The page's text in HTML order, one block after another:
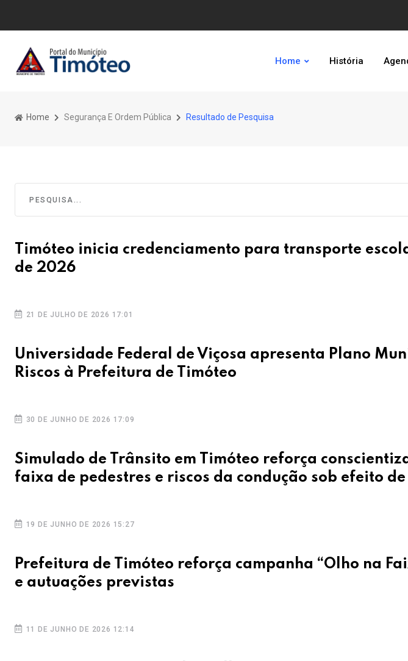
Home História
Home Segurança E Ordem Pública Resultado de Pesquisa
Timóteo inicia credenciamento para transporte
de 2026
21 DE JULHO DE 2026 17:01
Universidade Federal de Viçosa apresenta Plano
Riscos à Prefeitura de Timóteo
30 DE JUNHO DE 2026 17:09
Simulado de Trânsito em Timóteo reforça
faixa de pedestres e riscos da condução sob efeito
19 DE JUNHO DE 2026 15:27
Prefeitura de Timóteo reforça campanha “Olho na
e autuações previstas
11 DE JUNHO DE 2026 12:14